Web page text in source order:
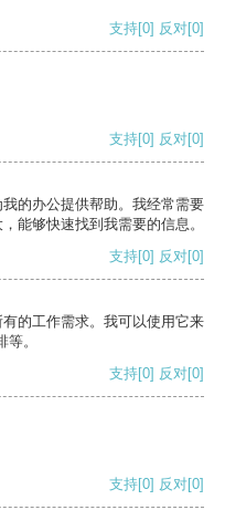
支持[0] 反对[0]
支持[0] 反对[0]
的办公提供帮助。我经常需要
能够快速找到我需要的信息。
支持[0] 反对[0]
的工作需求。我可以使用它来
。
支持[0] 反对[0]
支持[0] 反对[0]